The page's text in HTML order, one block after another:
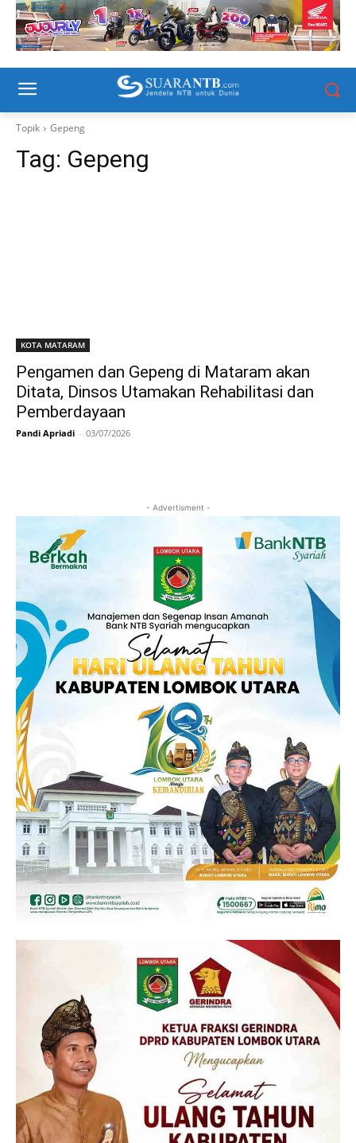
Topik Gepeng
Tag: Gepeng
KOTA MATARAM
Pengamen dan Gepeng di Mataram akan
Ditata, Dinsos Utamakan Rehabilitasi dan
Pemberdayaan
Pandi Apriadi - 03/07/2026
- Advertisment -